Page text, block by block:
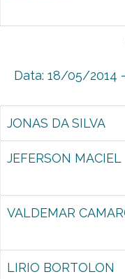
Data: 18/05/2014
JONAS DA SILVA
JEFERSON MACIEL
VALDEMAR
LIRIO BORTOLON